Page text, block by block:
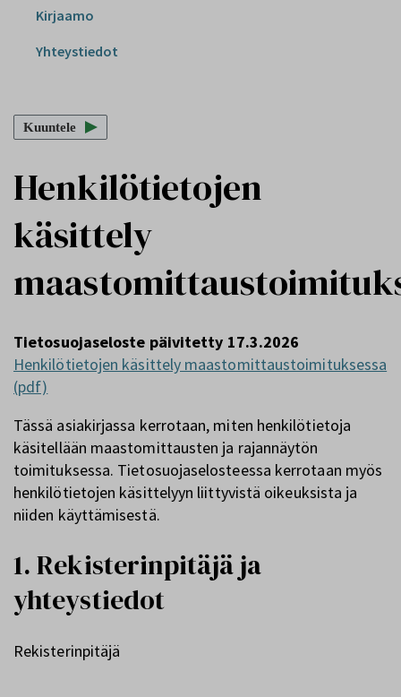
Kirjaamo
Yhteystiedot
Kuuntele
Henkilötietojen
käsittely
Tietosuojaseloste päivitetty 17.3.2026
Henkilötietojen käsittely maastomittaustoimituksessa
(pdf)
Tässä asiakirjassa kerrotaan, miten henkilötietoja
käsitellään maastomittausten ja rajannäytön
toimituksessa. Tietosuojaselosteessa kerrotaan myös
henkilötietojen käsittelyyn liittyvistä oikeuksista ja
niiden käyttämisestä.
1. Rekisterinpitäjä ja
yhteystiedot
Rekisterinpitäjä